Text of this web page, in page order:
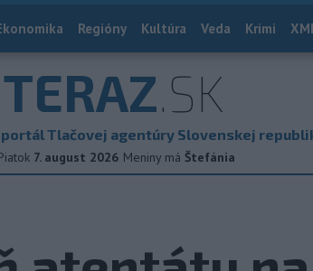
Regióny Kultúra Veda Krimi
TERAZ.SK
Tlačovej agentúry Slovenskej
7. august 2026 Meniny má Štefánia